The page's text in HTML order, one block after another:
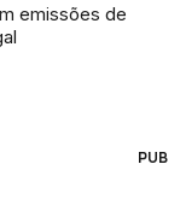
emissões de
PUB